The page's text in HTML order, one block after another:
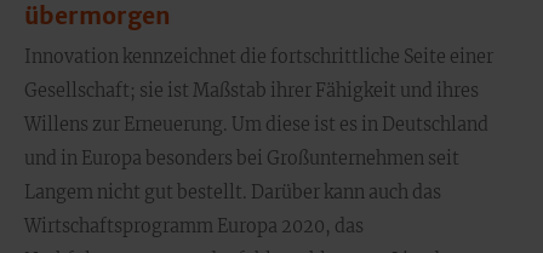
übermorgen
Innovation kennzeichnet die fortschrittliche Seite einer
Gesellschaft; sie ist Maßstab ihrer Fähigkeit und ihres
Willens zur Erneuerung. Um diese ist es in Deutschland
und in Europa besonders bei Großunternehmen seit
Langem nicht gut bestellt. Darüber kann auch das
Wirtschaftsprogramm Europa 2020, das